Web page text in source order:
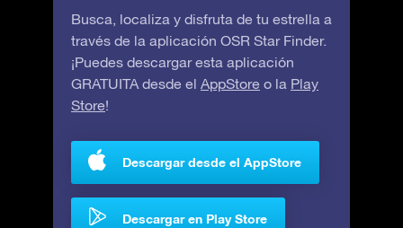
Busca, localiza y disfruta de tu estrella a
través de la aplicación OSR Star Finder.
¡Puedes descargar esta aplicación
GRATUITA desde el AppStore o la Play
Store!
Descargar desde el AppStore
Descargar en Play Store